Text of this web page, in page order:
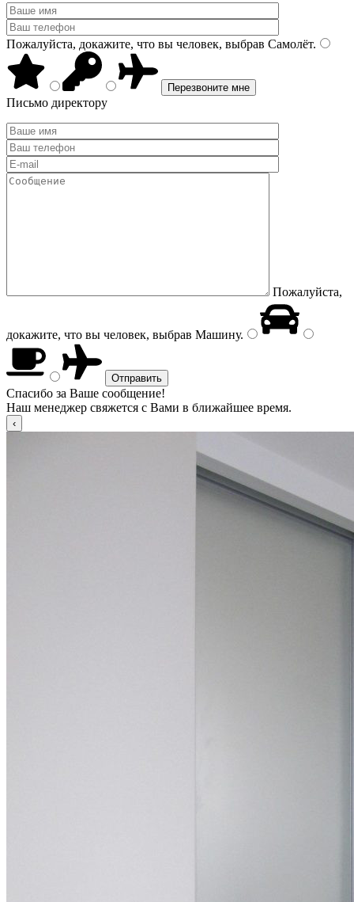
Пожалуйста, докажите, что вы человек, выбрав Самолёт.
Письмо директору
Пожалуйста,
докажите, что вы человек, выбрав Машину.
Спасибо за Ваше сообщение!
Наш менеджер свяжется с Вами в ближайшее время.